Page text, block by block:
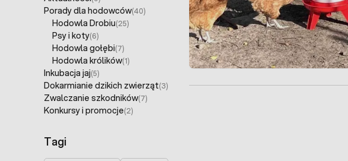
Porady dla hodowców(40)
Hodowla Drobiu(25)
Psy i koty(6)
Hodowla gołębi(7)
Hodowla królików(1)
Inkubacja jaj(5)
Dokarmianie dzikich zwierząt(3)
Zwalczanie szkodników(7)
Konkursy i promocje(2)
Tagi